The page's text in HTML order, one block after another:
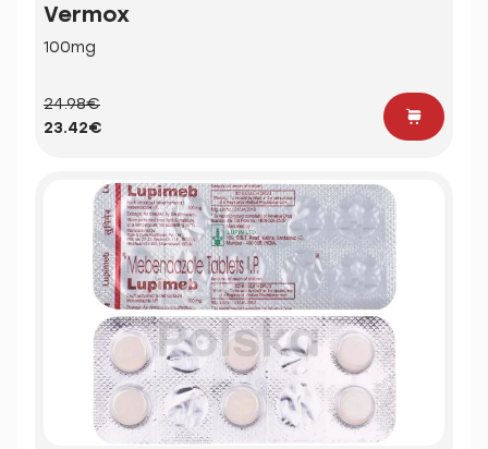
Vermox
100mg
24.98€
23.42€